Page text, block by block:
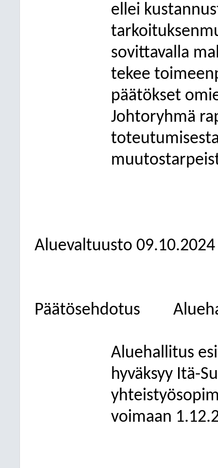
ellei
sovittavalla
tekee
päätökset
Johtoryhmä
Aluevaltuusto 09.10.2024
Päätösehdotus
Aluehallitus
hyväksyy Itä-
voimaan